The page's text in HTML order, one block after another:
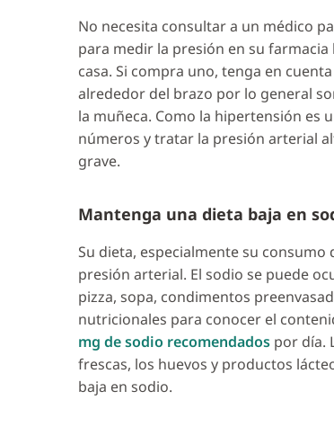
No necesita consultar a un médico
para medir la presión en su
casa. Si compra uno, tenga en
alrededor del brazo por lo general
la muñeca. Como la hipertensión es
números y tratar la presión arterial
grave.
Mantenga una dieta baja en
Su dieta, especialmente su
presión arterial. El sodio se puede
pizza, sopa, condimentos
nutricionales para conocer el
mg de sodio recomendados por día.
frescas, los huevos y productos
baja en sodio.